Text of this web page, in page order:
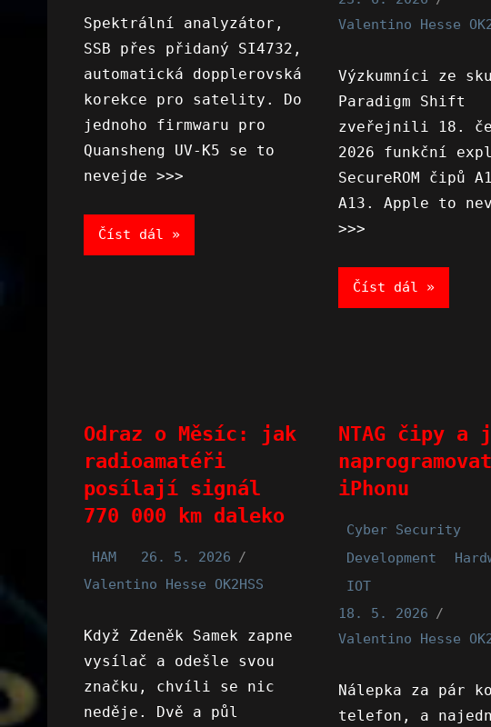
Spektrální analyzátor,
SSB přes přidaný SI4732,
automatická dopplerovská
korekce pro satelity. Do
jednoho firmwaru pro
Quansheng UV-K5 se to
nevejde >>>
Číst dál
Valentino Hesse
Výzkumníci ze
Paradigm Shift
zveřejnili 18.
2026 funkční
SecureROM čipů
A13. Apple to
>>>
Číst dál
Odraz o Měsíc: jak
radioamatéři
posílají signál
770 000 km daleko
HAM
26. 5. 2026
Valentino Hesse OK2HSS
Když Zdeněk Samek zapne
vysílač a odešle svou
značku, chvíli se nic
neděje. Dvě a půl
NTAG čipy a
iPhonu
Cyber Security
Development
IOT
18. 5. 2026
Valentino Hesse
Nálepka za pár
telefon, a